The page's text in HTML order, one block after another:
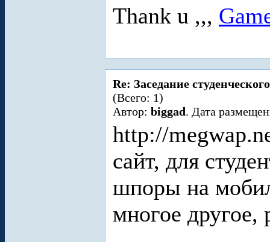
Thank u ,,,
Re: Заседание
(Всего: 1)
Автор: biggad. Дата
http://
сайт, для
шпоры на
многое другое,